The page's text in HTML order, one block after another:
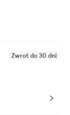
Zwrot do 30 dni